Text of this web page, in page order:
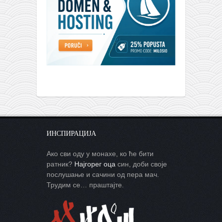
ИНСПИРАЦИЈА
Ако сви оду у монахе, ко ће бити
ратник? Најгорег оца син, доби своје
послушање и сачини од пера мач.
Трудим се… праштајте.